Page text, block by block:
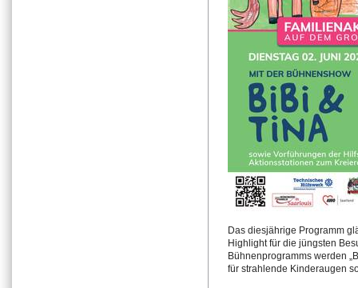
Das diesjährige Programm
Highlight für die jüngsten
Bühnenprogramms werden
für strahlende Kinderaugen